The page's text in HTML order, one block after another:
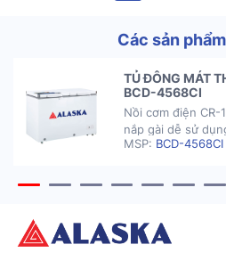
Các sản
TỦ ĐÔNG MÁT
BCD-4568CI
Nồi cơm điện CR-
nắp gài dễ sử
MSP: BCD-4568CI